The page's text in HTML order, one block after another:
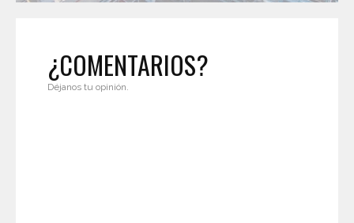
¿COMENTARIOS?
Déjanos tu opinión.